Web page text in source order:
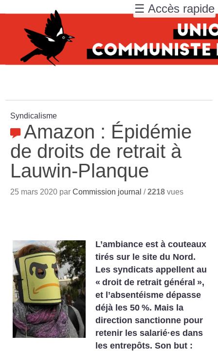
Syndicalisme
Amazon : Épidémie
de droits de retrait à
Lauwin-Planque
25 mars 2020 parCommission journal /2218 vues
L’ambiance est à couteaux
tirés sur le site du Nord.
Les syndicats appellent au
« droit de retrait général »,
et l’absentéisme dépasse
déjà les 50 %. Mais la
direction sanctionne pour
retenir les salarié·es dans
les entrepôts. Son but :
☰ Accès rapide